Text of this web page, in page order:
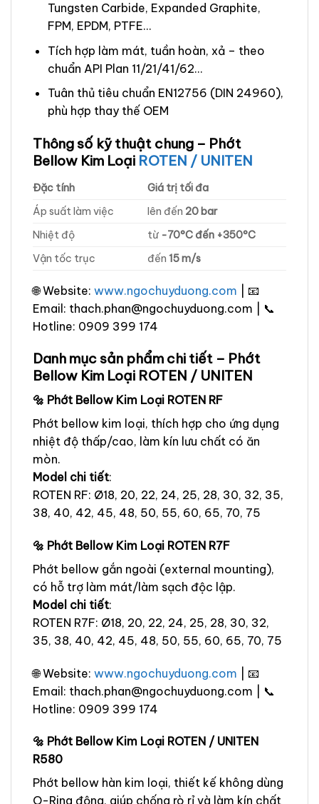
Tungsten Carbide, Expanded Graphite,
FPM, EPDM, PTFE…
Tích hợp làm mát, tuần hoàn, xả – theo
chuẩn API Plan 11/21/41/62…
Tuân thủ tiêu chuẩn EN12756 (DIN 24960),
phù hợp thay thế OEM
Thông số kỹ thuật chung – Phớt
Bellow Kim Loại ROTEN / UNITEN
Đặc tính
Giá trị tối đa
Áp suất làm việc
lên đến 20 bar
Nhiệt độ
từ -70°C đến +350°C
Vận tốc trục
đến15 m/s
🌐 Website: www.ngochuyduong.com | 📧
Email: thach.phan@ngochuyduong.com | 📞
Hotline: 0909 399 174
Danh mục sản phẩm chi tiết – Phớt
Bellow Kim Loại ROTEN / UNITEN
🔩 Phớt Bellow Kim Loại ROTEN RF
Phớt bellow kim loại, thích hợp cho ứng dụng
nhiệt độ thấp/cao, làm kín lưu chất có ăn
mòn.
Model chi tiết:
ROTEN RF: Ø18, 20, 22, 24, 25, 28, 30, 32, 35,
38, 40, 42, 45, 48, 50, 55, 60, 65, 70, 75
🔩 Phớt Bellow Kim Loại ROTEN R7F
Phớt bellow gắn ngoài (external mounting),
có hỗ trợ làm mát/làm sạch độc lập.
Model chi tiết:
ROTEN R7F: Ø18, 20, 22, 24, 25, 28, 30, 32,
35, 38, 40, 42, 45, 48, 50, 55, 60, 65, 70, 75
🌐 Website: www.ngochuyduong.com | 📧
Email: thach.phan@ngochuyduong.com | 📞
Hotline: 0909 399 174
🔩 Phớt Bellow Kim Loại ROTEN / UNITEN
R580
Phớt bellow hàn kim loại, thiết kế không dùng
O-Ring động, giúp chống rò rỉ và làm kín chất